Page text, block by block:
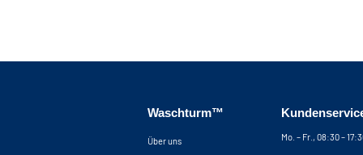
sind alle Schränke außerdem mit
Leitungen und Kabel problemlos anschließen
Waschturm™
Über uns Mo. – Fr., 08:30 –